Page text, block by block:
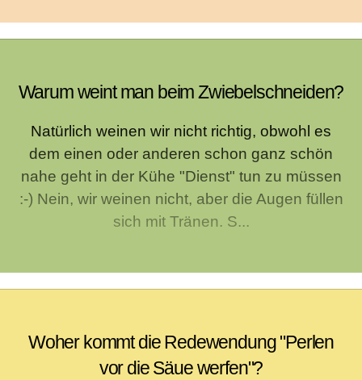
Warum weint man beim Zwiebelschneiden?
Natürlich weinen wir nicht richtig, obwohl es
dem einen oder anderen schon ganz schön
nahe geht in der Kühe "Dienst" tun zu müssen
:-) Nein, wir weinen nicht, aber die Augen füllen
sich mit Tränen. S...
Woher kommt die Redewendung "Perlen
vor die Säue werfen"?